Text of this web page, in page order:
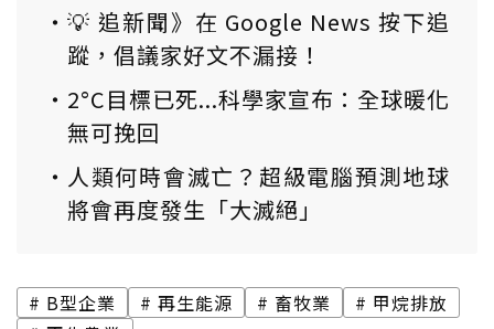
💡 追新聞》在 Google News 按下追
蹤，倡議家好文不漏接！
2°C目標已死...科學家宣布：全球暖化
無可挽回
人類何時會滅亡？超級電腦預測地球
將會再度發生「大滅絕」
B型企業 再生能源 畜牧業
甲烷排放